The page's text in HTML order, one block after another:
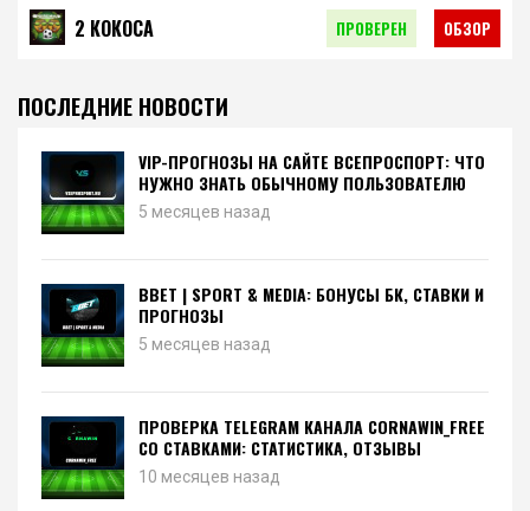
2 КОКОСА ПРОВЕРЕН ОБЗОР
ПОСЛЕДНИЕ НОВОСТИ
VIP-ПРОГНОЗЫ НА САЙТЕ ВСЕПРОСПОРТ: ЧТО
НУЖНО ЗНАТЬ ОБЫЧНОМУ ПОЛЬЗОВАТЕЛЮ
5 месяцев назад
BBET | SPORT & MEDIA: БОНУСЫ БК, СТАВКИ И
ПРОГНОЗЫ
5 месяцев назад
ПРОВЕРКА TELEGRAM КАНАЛА CORNAWIN_FREE
СО СТАВКАМИ: СТАТИСТИКА, ОТЗЫВЫ
10 месяцев назад